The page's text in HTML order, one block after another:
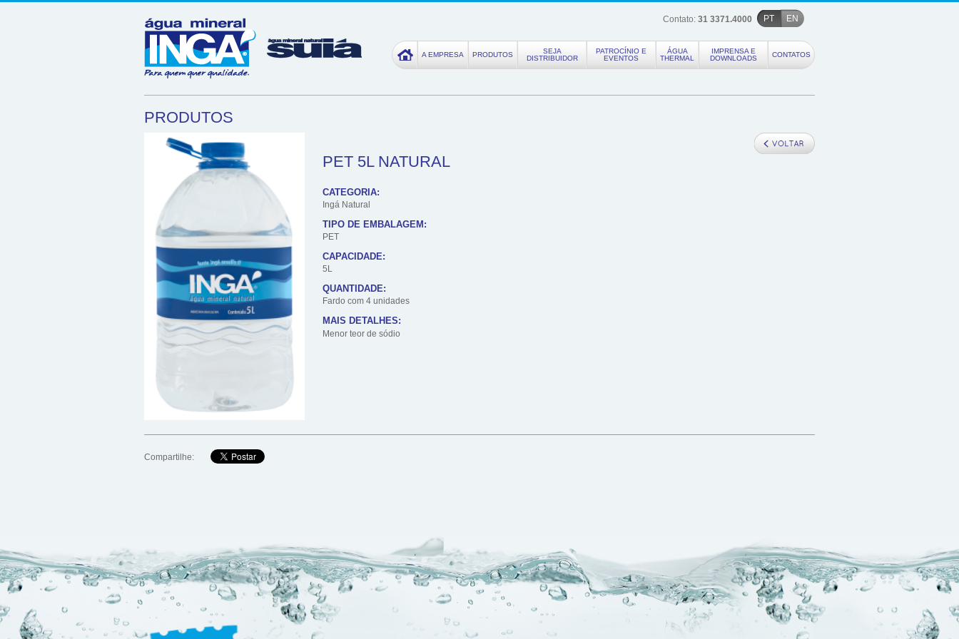
Contato: 31 3371.4000 PT EN
A EMPRESA PRODUTOS
SEJA
DISTRIBUIDOR
PATROCÍNIO E
EVENTOS
ÁGUA
THERMAL
IMPRENSA E
DOWNLOADS
CONTATOS
PRODUTOS
PET 5L NATURAL
CATEGORIA:
Ingá Natural
TIPO DE EMBALAGEM:
PET
CAPACIDADE:
5L
QUANTIDADE:
Fardo com 4 unidades
MAIS DETALHES:
Menor teor de sódio
Compartilhe: